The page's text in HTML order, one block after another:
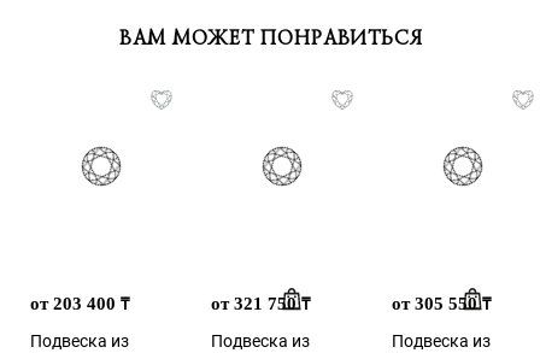
ВАМ МОЖЕТ ПОНРАВИТЬСЯ
Подвеска из
от 203 400 ₸
Подвеска из
от 321 750₸
Подвеска из
от 305 550₸